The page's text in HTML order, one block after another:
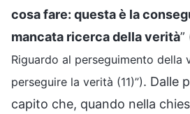
cosa fare: questa è la
mancata ricerca della verità”
Riguardo al perseguimento della
perseguire la verità (11)”). Dalle
capito che, quando nella